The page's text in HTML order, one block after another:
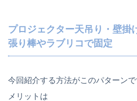
プロジェクター天吊り・壁掛
張り棒やラブリコで固定
今回紹介する方法がこのパターンで
メリットは